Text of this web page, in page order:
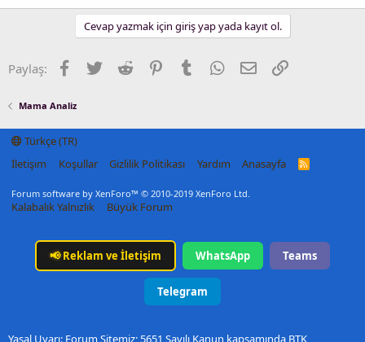
Cevap yazmak için giriş yap yada kayıt ol.
Paylaş: Facebook
TwitterReddit PinterestTumblrWhatsApp
E-postaLink
Mama Analiz
Türkçe (TR)
İletişim
Koşullar Gizlilik Politikası Yardım Anasayfa
R
Forum software by XenForo™ © 2010-2019 XenForo Ltd.
Kalabalık Yalnızlık Büyük Forum
📢Reklam ve İletişim WhatsApp Teams
Telegram
Yasal Uyarı: Forum Sitemiz; 5651 Sayılı Kanun kapsamında BTK